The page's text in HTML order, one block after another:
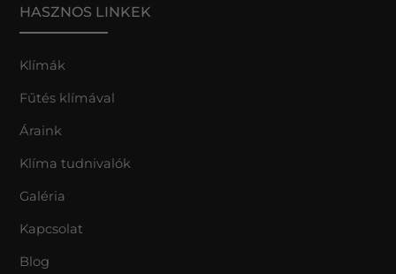
HASZNOS LINKEK
Klímák
Fűtés klímával
Áraink
Klíma tudnivalók
Galéria
Kapcsolat
Blog